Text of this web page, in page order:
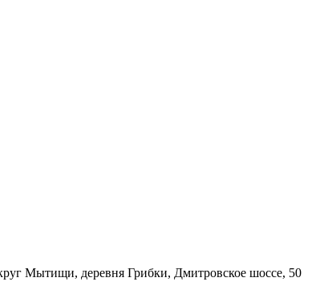
Мытищи, деревня Грибки, Дмитровское шоссе, 50